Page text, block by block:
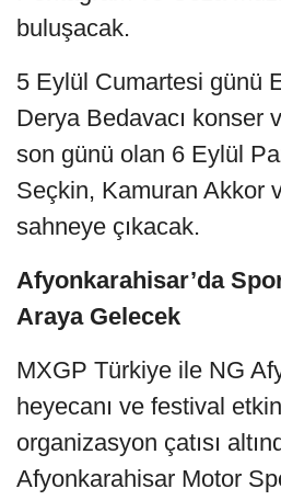
buluşacak.
5 Eylül Cumartesi günü
Derya Bedavacı konser
son günü olan 6 Eylül
Seçkin, Kamuran Akkor
sahneye çıkacak.
Afyonkarahisar’da
Araya Gelecek
MXGP Türkiye ile NG
heyecanı ve festival
organizasyon çatısı
Afyonkarahisar Motor